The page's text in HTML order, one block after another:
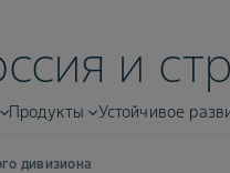
и
Продукты Устойчивое
дивизиона